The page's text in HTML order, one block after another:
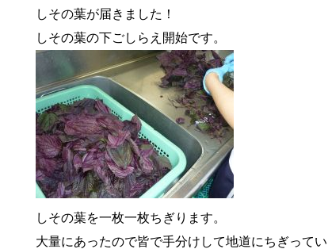
しその葉が届きました！
しその葉の下ごしらえ開始です。
しその葉を一枚一枚ちぎります。
大量にあったので皆で手分けして地道にちぎって